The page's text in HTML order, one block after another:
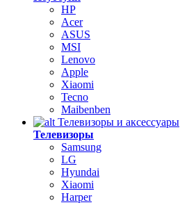
HP
Acer
ASUS
MSI
Lenovo
Apple
Xiaomi
Tecno
Maibenben
Телевизоры и аксессуары
Телевизоры
Samsung
LG
Hyundai
Xiaomi
Harper